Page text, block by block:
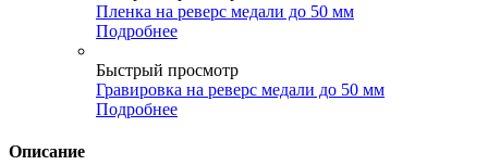
Пленка на реверс медали до 50 мм
Подробнее
Быстрый просмотр
Гравировка на реверс медали до 50 мм
Подробнее
Описание